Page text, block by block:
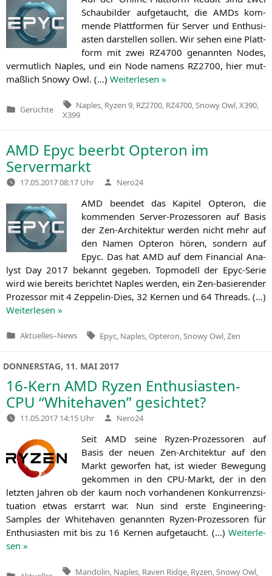
Schau­bil­der auf­ge­taucht, die AMDs kom­
men­de Platt­for­men für Ser­ver und Enthu­si­
as­ten dar­stel­len sol­len. Wir sehen eine Platt­
form mit zwei RZ4700 genann­ten Nodes,
ver­mut­lich Nap­les, und ein Node namens RZ2700, hier mut­
maß­lich Sno­wy Owl. (…) Wei­ter­le­sen »
Veröffentlicht
Gerüchte
Tags:
Naples Ryzen 9 RZ2700 RZ4700 Snowy Owl X390
X399
AMD Epyc beerbt Opteron im
Servermarkt
17.05.2017 08:17 Uhr Verfasst
von
Nero24
AMD been­det das Kapi­tel Opte­ron, die
kom­men­den Ser­ver-Pro­zes­so­ren auf Basis
der Zen-Archi­tek­tur wer­den nicht mehr auf
den Namen Opte­ron hören, son­dern auf
Epyc. Das hat AMD auf dem Finan­cial Ana­
lyst Day 2017 bekannt gege­ben. Top­mo­dell der Epyc-Serie
wird wie bereits berich­tet Nap­les wer­den, ein Zen-basie­ren­der
Pro­zes­sor mit 4 Zep­pe­lin-Dies, 32 Ker­nen und 64 Threads. (…)
Wei­ter­le­sen »
Veröffentlicht
Aktuelles–News Tags:
Epyc Naples Opteron Snowy Owl Zen
DONNERSTAG, 11. MAI 2017
16-Kern AMD Ryzen Enthusiasten-
CPU “Whitehaven” gesichtet?
11.05.2017 14:15 Uhr Verfasst
von
Nero24
Seit AMD sei­ne Ryzen-Pro­zes­so­ren auf
Basis der neu­en Zen-Archi­tek­tur auf den
Markt gewor­fen hat, ist wie­der Bewe­gung
gekom­men in den CPU-Markt, der in den
letz­ten Jah­ren ob der kaum noch vor­han­de­nen Kon­kur­renz­si­
tua­ti­on etwas erstarrt war. Nun sind ers­te Engi­nee­ring-
Samples der Whi­te­ha­ven genann­ten Ryzen-Pro­zes­so­ren für
Enthu­si­as­ten mit bis zu 16 Ker­nen auf­ge­taucht. (…) Wei­ter­le­
sen »
Tags:
Mandolin Naples Raven Ridge Ryzen Snowy Owl